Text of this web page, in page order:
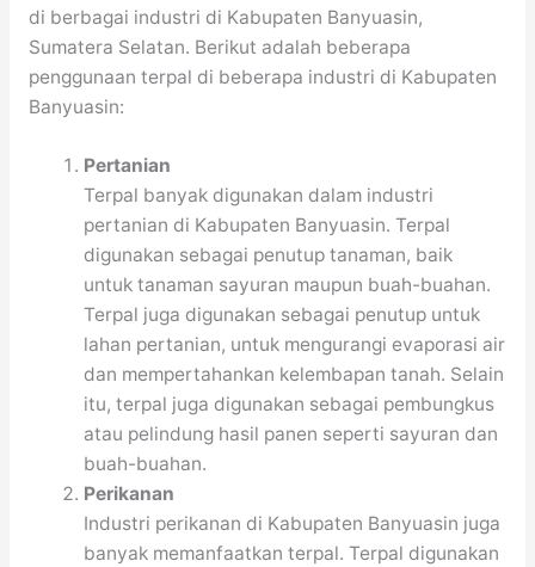
di berbagai industri di Kabupaten Banyuasin,
Sumatera Selatan. Berikut adalah beberapa
penggunaan terpal di beberapa industri di Kabupaten
Banyuasin:
Pertanian
Terpal banyak digunakan dalam industri
pertanian di Kabupaten Banyuasin. Terpal
digunakan sebagai penutup tanaman, baik
untuk tanaman sayuran maupun buah-buahan.
Terpal juga digunakan sebagai penutup untuk
lahan pertanian, untuk mengurangi evaporasi air
dan mempertahankan kelembapan tanah. Selain
itu, terpal juga digunakan sebagai pembungkus
atau pelindung hasil panen seperti sayuran dan
buah-buahan.
Perikanan
Industri perikanan di Kabupaten Banyuasin juga
banyak memanfaatkan terpal. Terpal digunakan